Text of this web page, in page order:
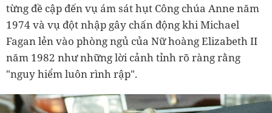
từng đề cập đến vụ ám sát hụt Công chúa Anne năm
1974 và vụ đột nhập gây chấn động khi Michael
Fagan lẻn vào phòng ngủ của Nữ hoàng Elizabeth II
năm 1982 như những lời cảnh tỉnh rõ ràng rằng
"nguy hiểm luôn rình rập".